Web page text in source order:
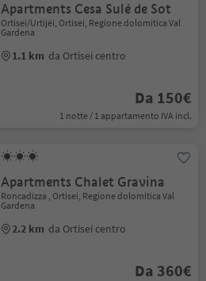
Apartments Cesa Sulé de Sot
Ortisei/Urtijëi, Ortisei, Regione dolomitica Val
Gardena
1.1 km da Ortisei centro
Da 150€
1 notte / 1 appartamento IVA incl.
Apartments Chalet Gravina
Roncadizza , Ortisei, Regione dolomitica Val
Gardena
2.2 km da Ortisei centro
Da 360€